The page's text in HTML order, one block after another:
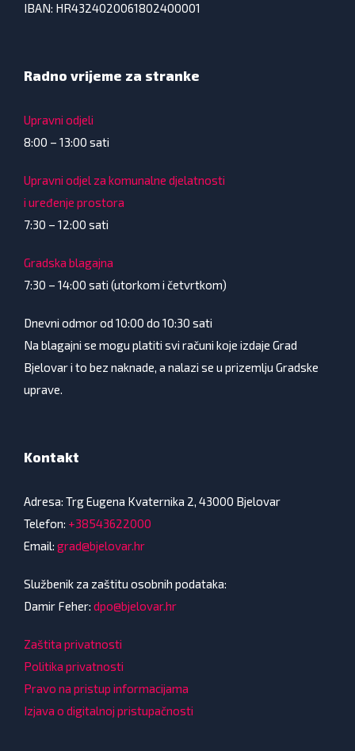
IBAN: HR4324020061802400001
Radno vrijeme za stranke
Upravni odjeli
8:00 – 13:00 sati
Upravni odjel za komunalne djelatnosti
i uređenje prostora
7:30 – 12:00 sati
Gradska blagajna
7:30 – 14:00 sati (utorkom i četvrtkom)
Dnevni odmor od 10:00 do 10:30 sati
Na blagajni se mogu platiti svi računi koje izdaje Grad
Bjelovar i to bez naknade, a nalazi se u prizemlju Gradske
uprave.
Kontakt
Adresa: Trg Eugena Kvaternika 2, 43000 Bjelovar
Telefon: +38543622000
Email: grad@bjelovar.hr
Službenik za zaštitu osobnih podataka:
Damir Feher: dpo@bjelovar.hr
Zaštita privatnosti
Politika privatnosti
Pravo na pristup informacijama
Izjava o digitalnoj pristupačnosti